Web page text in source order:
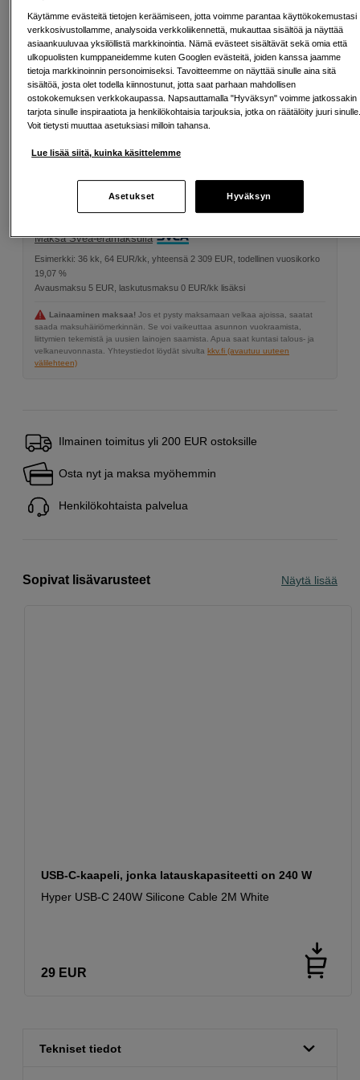
Infinite Wall Charger EU PD 67W GaN
39 EUR
1 769 EUR
Maksa Svea-erämaksulla
Esimerkki: 36 kk, 64 EUR/kk, yhteensä 2 309 EUR, todellinen vuosikorko
19,07 %
Avausmaksu 5 EUR, laskutusmaksu 0 EUR/kk lisäksi
Lainaaminen maksaa! Jos et pysty maksamaan velkaa ajoissa, saatat
saada maksuhäiriömerkinnän. Se voi vaikeuttaa asunnon vuokraamista,
liittymien tekemistä ja uusien lainojen saamista. Apua saat kuntasi talous- ja
velkaneuvonnasta. Yhteystiedot löydät sivulta kkv.fi (avautuu uuteen
välilehteen)
Ilmainen toimitus yli 200 EUR ostoksille
Osta nyt ja maksa myöhemmin
Henkilökohtaista palvelua
Sopivat lisävarusteet Näytä lisää
USB-C-kaapeli, jonka latauskapasiteetti on 240 W
Hyper USB-C 240W Silicone Cable 2M White
29 EUR
Tekniset tiedot
Käytämme evästeitä tietojen keräämiseen, jotta voimme parantaa käyttökokemustasi
verkkosivustollamme, analysoida verkkoliikennettä, mukauttaa sisältöä ja näyttää
asiaankuuluvaa yksilöllistä markkinointia. Nämä evästeet sisältävät sekä omia että
ulkopuolisten kumppaneidemme kuten Googlen evästeitä, joiden kanssa jaamme
tietoja markkinoinnin personoimiseksi. Tavoitteemme on näyttää sinulle aina sitä
sisältöä, josta olet todella kiinnostunut, jotta saat parhaan mahdollisen
ostokokemuksen verkkokaupassa. Napsauttamalla "Hyväksyn" voimme jatkossakin
tarjota sinulle inspiraatiota ja henkilökohtaisia tarjouksia, jotka on räätälöity juuri
Voit tietysti muuttaa asetuksiasi milloin tahansa.
Lue lisää siitä, kuinka käsittelemme
Asetukset Hyväksyn